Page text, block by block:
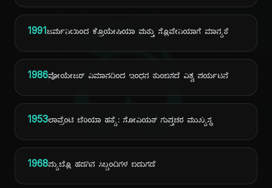
ದಿ
1991ಜರ್ಮನಿಯಿಂದ ಕ್ರೊಯೇಷಿಯಾ ಮತ್ತು ಸ್ಲೊವೇನಿಯಾಗೆ ಮಾನ್ಯತೆ
1986ವೋಯೇಜರ್ ವಿಮಾನದಿಂದ ಇಂಧನ ತುಂಬಿಸದೆ ವಿಶ್ವ ಪರ್ಯಟನೆ
1953ಲಾವ್ರೆಂಟಿ ಬೆರಿಯಾ ಹತ್ಯೆ: ಸೋವಿಯತ್ ಗುಪ್ತಚರ ಮುಖ್ಯಸ್ಥ
1968ಪ್ಯುಬ್ಲೊ ಹಡಗಿನ ಸಿಬ್ಬಂದಿಗಳ ಬಿಡುಗಡೆ